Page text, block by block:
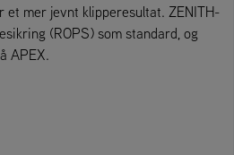
et mer jevnt klipperesultat. ZENITH-
(ROPS) som standard, og
APEX.